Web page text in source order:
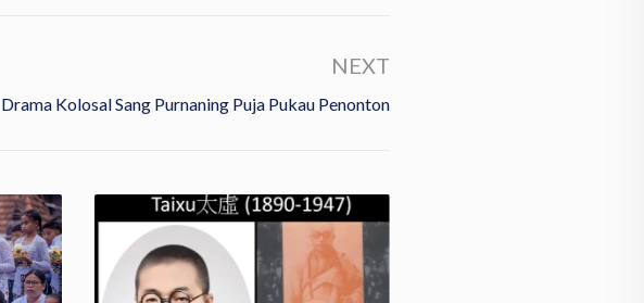
NEXT
Drama Kolosal Sang Purnaning Puja Pukau Penonton